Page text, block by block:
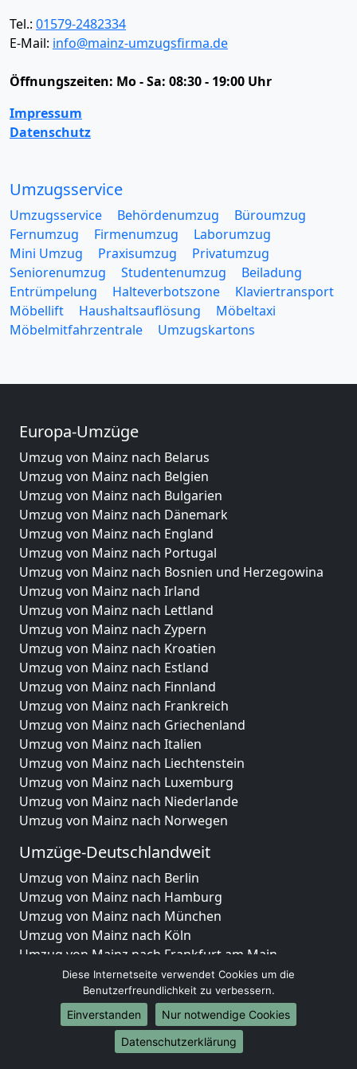
Tel.: 01579-2482334
E-Mail: info@mainz-umzugsfirma.de
Öffnungszeiten: Mo - Sa: 08:30 - 19:00 Uhr
Impressum
Datenschutz
Umzugsservice
Umzugsservice Behördenumzug
Büroumzug
Fernumzug
Firmenumzug
Laborumzug
Mini Umzug
Praxisumzug
Privatumzug
Seniorenumzug
Studentenumzug
Beiladung
Entrümpelung
Halteverbotszone
Klaviertransport
Möbellift
Haushaltsauflösung
Möbeltaxi
Möbelmitfahrzentrale
Umzugskartons
Europa-Umzüge
Umzug von Mainz nach Belarus
Umzug von Mainz nach Belgien
Umzug von Mainz nach Bulgarien
Umzug von Mainz nach Dänemark
Umzug von Mainz nach England
Umzug von Mainz nach Portugal
Umzug von Mainz nach Bosnien und Herzegowina
Umzug von Mainz nach Irland
Umzug von Mainz nach Lettland
Umzug von Mainz nach Zypern
Umzug von Mainz nach Kroatien
Umzug von Mainz nach Estland
Umzug von Mainz nach Finnland
Umzug von Mainz nach Frankreich
Umzug von Mainz nach Griechenland
Umzug von Mainz nach Italien
Umzug von Mainz nach Liechtenstein
Umzug von Mainz nach Luxemburg
Umzug von Mainz nach Niederlande
Umzug von Mainz nach Norwegen
Umzüge-Deutschlandweit
Umzug von Mainz nach Berlin
Umzug von Mainz nach Hamburg
Umzug von Mainz nach München
Umzug von Mainz nach Köln
Umzug von Mainz nach Frankfurt am Main
Umzug von Mainz nach Stuttgart
Umzug von Mainz nach Düsseldorf
Umzug von Mainz nach Leipzig
Umzug von Mainz nach Dortmund
Umzug von Mainz nach Essen
Diese Internetseite verwendet Cookies um die
Benutzerfreundlichkeit zu verbessern.
Einverstanden
Nur notwendige Cookies
Datenschutzerklärung